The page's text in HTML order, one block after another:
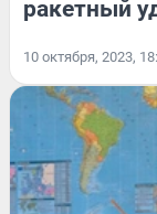
ракетный
10 октября, 2023,